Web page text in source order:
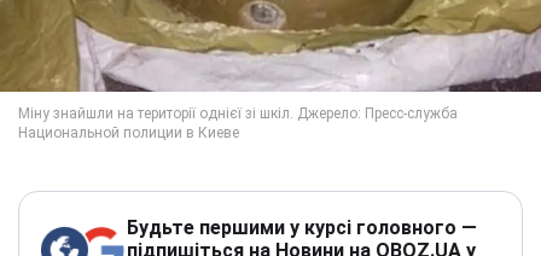
Будьте першими у курсі головного —
підпишіться на Новини на OBOZ.UA у